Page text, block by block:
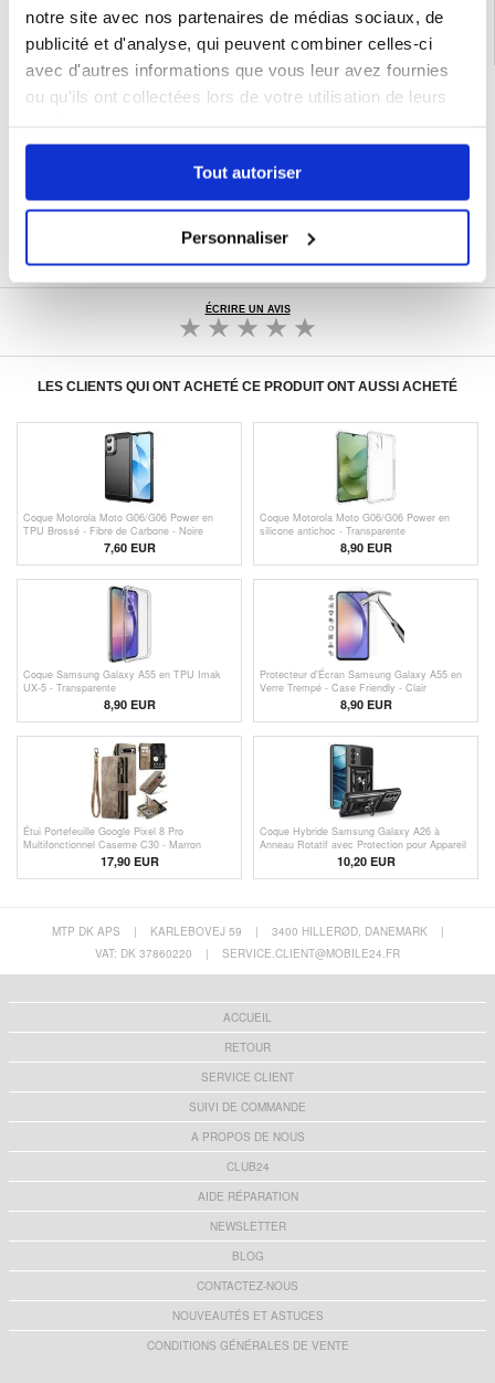
notre site avec nos partenaires de médias sociaux, de
publicité et d'analyse, qui peuvent combiner celles-ci
avec d'autres informations que vous leur avez fournies
ou qu'ils ont collectées lors de votre utilisation de leurs
Tout autoriser
Personnaliser
LIVRAISON RAPIDE
POLITIQUE DE RETOUR DE 30 JOURS
PLUS DE 8 000 000 DE CLIENTS
ÉCRIRE UN AVIS
LES CLIENTS QUI ONT ACHETÉ CE PRODUIT ONT AUSSI ACHETÉ
Coque Motorola Moto G06/G06 Power en
TPU Brossé - Fibre de Carbone - Noire
7,60EUR
Coque Motorola Moto G06/G06 Power en
silicone antichoc - Transparente
8,90 EUR
Coque Samsung Galaxy A55 en TPU Imak
UX-5 - Transparente
8,90 EUR
Protecteur d’Écran Samsung Galaxy A55 en
Verre Trempé - Case Friendly - Clair
8,90 EUR
Étui Portefeuille Google Pixel 8 Pro
Multifonctionnel Caseme C30 - Marron
17,90 EUR
Coque Hybride Samsung Galaxy A26 à
Anneau Rotatif avec Protection pour Appareil
10,20 EUR
MTP DK APS | KARLEBOVEJ 59 | 3400 HILLERØD, DANEMARK
|
VAT: DK 37860220
| SERVICE.CLIENT@MOBILE24.FR
ACCUEIL
RETOUR
SERVICE CLIENT
SUIVI DE COMMANDE
A PROPOS DE NOUS
CLUB24
AIDE RÉPARATION
NEWSLETTER
BLOG
CONTACTEZ-NOUS
NOUVEAUTÉS ET ASTUCES
CONDITIONS GÉNÉRALES DE VENTE